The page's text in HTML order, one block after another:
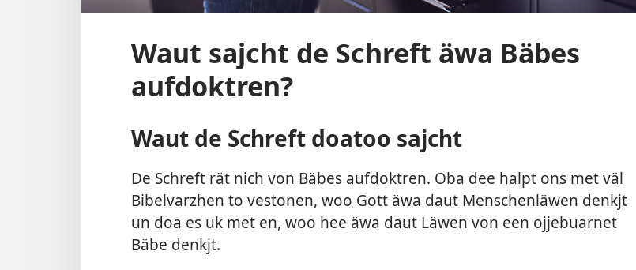
Waut sajcht de Schreft äwa Bäbes
aufdoktren?
Waut de Schreft doatoo sajcht
De Schreft rät nich von Bäbes aufdoktren. Oba dee halpt ons met väl
Bibelvarzhen to vestonen, woo Gott äwa daut Menschenläwen denkjt
un doa es uk met en, woo hee äwa daut Läwen von een ojjebuarnet
Bäbe denkjt.